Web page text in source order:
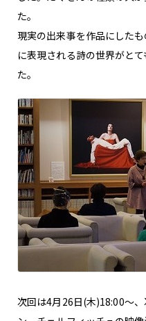
た。
現実の出来事を作品にした
に表現される詩の世界がと
た。
次回は4月26日(木)18:00～